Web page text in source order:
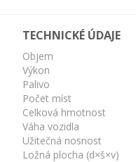
TECHNICKÉ ÚDAJE
Objem
Výkon
Palivo
Počet míst
Celková hmotnost
Váha vozidla
Užitečná nosnost
Ložná plocha (d×š×v)